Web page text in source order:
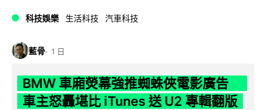
科技娛樂 生活科技 汽車科技
藍骨 1 日
BMW 車廂熒幕強推蜘蛛俠電影廣告
車主怒轟堪比 iTunes 送 U2 專輯翻版